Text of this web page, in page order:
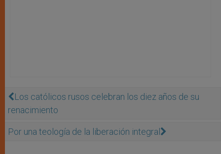
Los católicos rusos celebran los diez años de su
renacimiento
Por una teología de la liberación integral